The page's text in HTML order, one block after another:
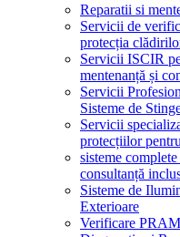
Reparatii si
Servicii de
protecția
Servicii ISCIR
mentenanță și
Servicii
Sisteme de
Servicii
protecțiilor
sisteme
consultanță
Sisteme de
Exterioare
Verificare